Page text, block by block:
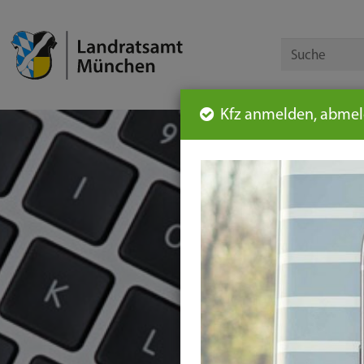
Kfz anmelden,